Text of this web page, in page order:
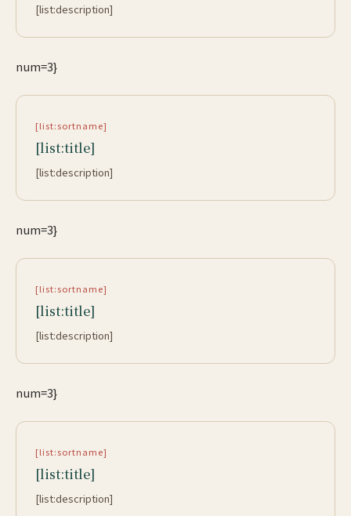
[list:description]
num=3}
[list:sortname]
[list:title]
[list:description]
num=3}
[list:sortname]
[list:title]
[list:description]
num=3}
[list:sortname]
[list:title]
[list:description]